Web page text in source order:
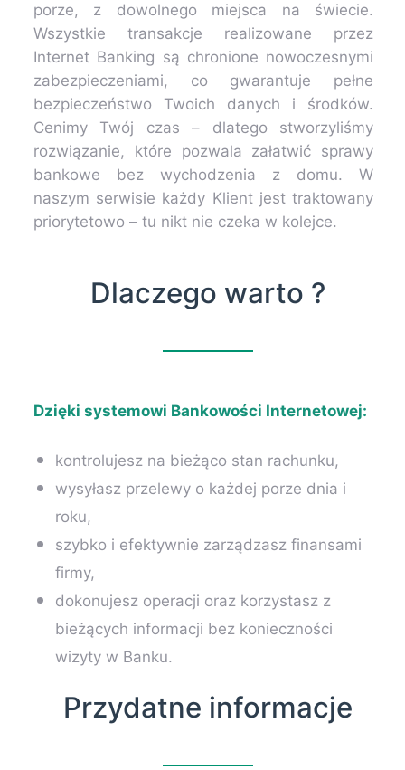
porze, z dowolnego miejsca na świecie.
Wszystkie transakcje realizowane przez
Internet Banking są chronione nowoczesnymi
zabezpieczeniami, co gwarantuje pełne
bezpieczeństwo Twoich danych i środków.
Cenimy Twój czas – dlatego stworzyliśmy
rozwiązanie, które pozwala załatwić sprawy
bankowe bez wychodzenia z domu. W
naszym serwisie każdy Klient jest traktowany
priorytetowo – tu nikt nie czeka w kolejce.
Dlaczego warto ?
Dzięki systemowi Bankowości Internetowej:
kontrolujesz na bieżąco stan rachunku,
wysyłasz przelewy o każdej porze dnia i
roku,
szybko i efektywnie zarządzasz finansami
firmy,
dokonujesz operacji oraz korzystasz z
bieżących informacji bez konieczności
wizyty w Banku.
Przydatne informacje